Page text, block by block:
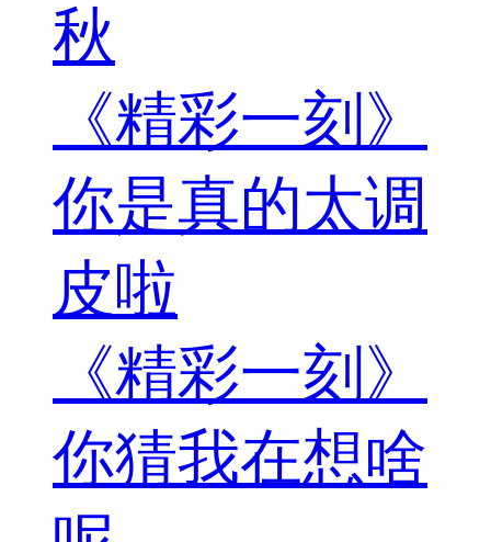
秋
《精彩一刻》
你是真的太调
皮啦
《精彩一刻》
你猜我在想啥